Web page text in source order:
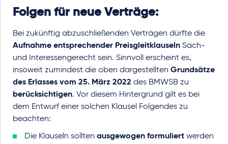
Folgen für neue Verträge:
Bei zukünftig abzuschließenden Verträgen dürfte die
Aufnahme entsprechender Preisgleitklauseln Sach-
und Interessengerecht sein. Sinnvoll erscheint es,
insoweit zumindest die oben dargestellten Grundsätze
des Erlasses vom 25. März 2022 des BMWSB zu
berücksichtigen. Vor diesem Hintergrund gilt es bei
dem Entwurf einer solchen Klausel Folgendes zu
beachten:
Die Klauseln sollten ausgewogen formuliert werden